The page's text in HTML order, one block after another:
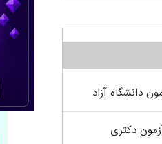
دانشگاه آزاد
دکتری